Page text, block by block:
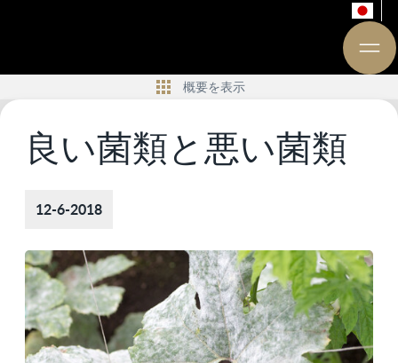
概要を表示
良い菌類と悪い菌類
12-6-2018